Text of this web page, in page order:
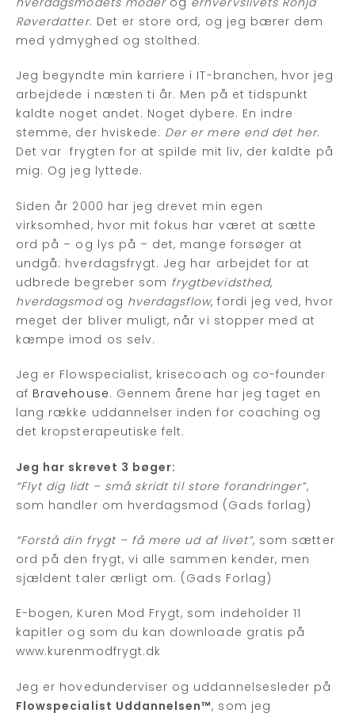
Røverdatter. Det er store ord, og jeg bærer dem
med ydmyghed og stolthed.
Jeg begyndte min karriere i IT-branchen, hvor jeg
arbejdede i næsten ti år. Men på et tidspunkt
kaldte noget andet. Noget dybere. En indre
stemme, der hviskede: Der er mere end det her.
Det var frygten for at spilde mit liv, der kaldte på
mig. Og jeg lyttede.
Siden år 2000 har jeg drevet min egen
virksomhed, hvor mit fokus har været at sætte
ord på – og lys på – det, mange forsøger at
undgå: hverdagsfrygt. Jeg har arbejdet for at
udbrede begreber som frygtbevidsthed,
hverdagsmodog hverdagsflow, fordi jeg ved, hvor
meget der bliver muligt, når vi stopper med at
kæmpe imod os selv.
Jeg er Flowspecialist, krisecoach og co-founder
af Bravehouse. Gennem årene har jeg taget en
lang række uddannelser inden for coaching og
det kropsterapeutiske felt.
Jeg har skrevet 3 bøger:
“Flyt dig lidt – små skridt til store forandringer”,
som handler om hverdagsmod (Gads forlag)
“Forstå din frygt – få mere ud af livet”, som sætter
ord på den frygt, vi alle sammen kender, men
sjældent taler ærligt om. (Gads Forlag)
E-bogen, Kuren Mod Frygt, som indeholder 11
kapitler og som du kan downloade gratis på
www.kurenmodfrygt.dk
Jeg er hovedunderviser og uddannelsesleder på
Flowspecialist Uddannelsen™, som jeg